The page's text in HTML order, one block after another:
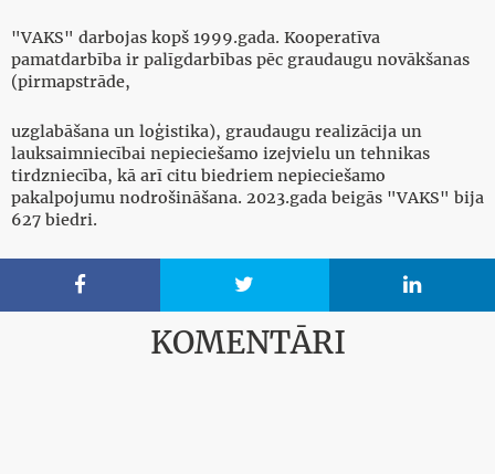
"VAKS" darbojas kopš 1999.gada. Kooperatīva
pamatdarbība ir palīgdarbības pēc graudaugu novākšanas
(pirmapstrāde,
uzglabāšana un loģistika), graudaugu realizācija un
lauksaimniecībai nepieciešamo izejvielu un tehnikas
tirdzniecība, kā arī citu biedriem nepieciešamo
pakalpojumu nodrošināšana. 2023.gada beigās "VAKS" bija
627 biedri.
  
KOMENTĀRI